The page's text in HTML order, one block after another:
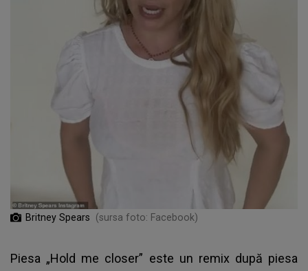
Britney Spears (sursa foto: Facebook)
Piesa „Hold me closer” este un remix după piesa